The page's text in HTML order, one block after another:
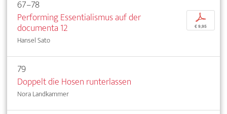
67–78
Performing Essentialismus auf der
documenta 12
Hansel Sato
p
€ 9,95
79
Doppelt die Hosen runterlassen
Nora Landkammer